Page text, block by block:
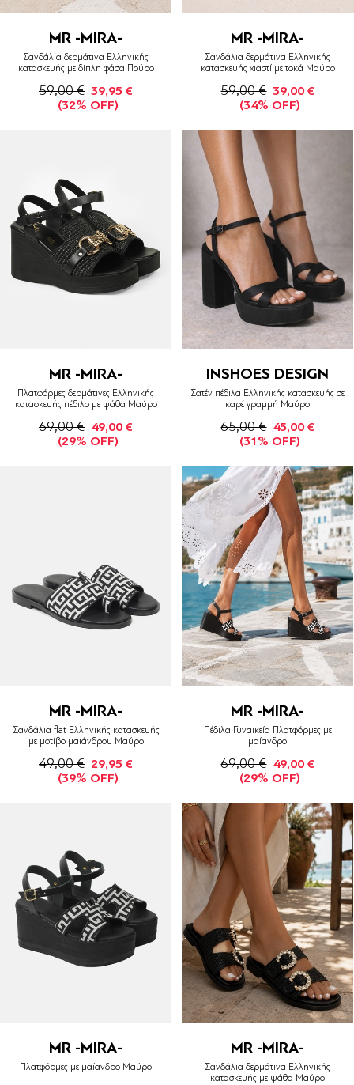
MR -MIRA-
Σανδάλια δερμάτινα Ελληνικής
κατασκευής με δίπλη φάσα Πούρο
59,00 € 39,95 €
(32% OFF)
MR -MIRA-
Σανδάλια δερμάτινα Ελληνικής
κατασκευής χιαστί με τοκά Μαύρο
59,00 € 39,00 €
(34% OFF)
MR -MIRA-
Πλατφόρμες δερμάτινες Ελληνικής
κατασκευής πέδιλο με ψάθα Μαύρο
69,00 € 49,00 €
(29% OFF)
INSHOES DESIGN
Σατέν πέδιλα Ελληνικής κατασκευής σε
καρέ γραμμή Μαύρο
65,00 € 45,00 €
(31% OFF)
MR -MIRA-
Σανδάλια flat Ελληνικής κατασκευής
με μοτίβο μαιάνδρου Μαύρο
49,00 € 29,95 €
(39% OFF)
MR -MIRA-
Πέδιλα Γυναικεία Πλατφόρμες με
μαίανδρο
69,00 € 49,00 €
(29% OFF)
MR -MIRA-
Πλατφόρμες με μαίανδρο Μαύρο
MR -MIRA-
Σανδάλια δερμάτινα Ελληνικής
κατασκευής με ψάθα Μαύρο